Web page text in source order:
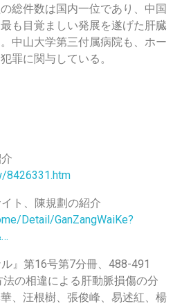
総件数は国内一位であり、中国
も目覚ましい発展を遂げた肝臓
中山大学第三付属病院も、ホー
罪に関与している。
8426331.htm
ト、陳規劃の紹介
Detail/GanZangWaiKe?
』第16号第7分冊、488-491
の相違による肝動脈損傷の分
、汪根樹、張俊峰、易述紅、楊